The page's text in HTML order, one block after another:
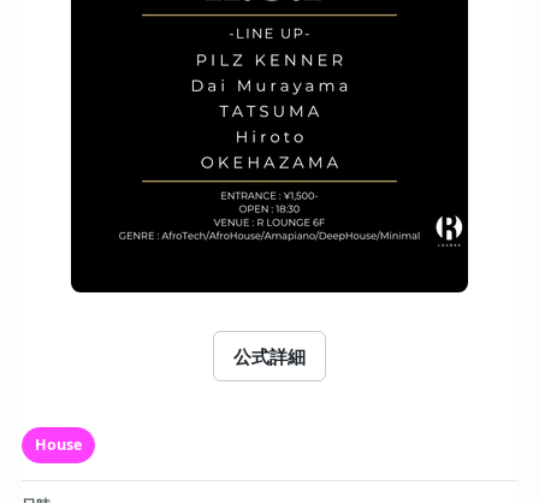
公式詳細
House